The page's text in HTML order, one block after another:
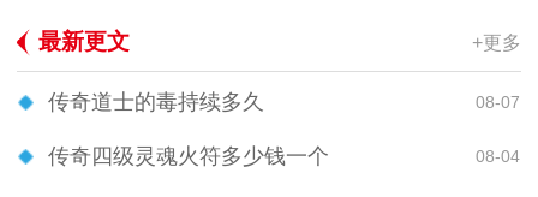
最新更文 +更多
传奇道士的毒持续多久 08-07
传奇四级灵魂火符多少钱一个 08-04